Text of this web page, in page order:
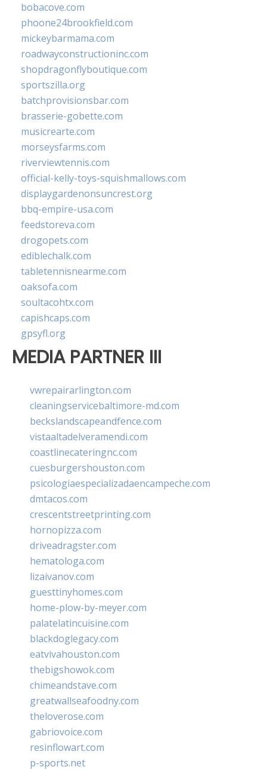
bobacove.com
phoone24brookfield.com
mickeybarmama.com
roadwayconstructioninc.com
shopdragonflyboutique.com
sportszilla.org
batchprovisionsbar.com
brasserie-gobette.com
musicrearte.com
morseysfarms.com
riverviewtennis.com
official-kelly-toys-squishmallows.com
displaygardenonsuncrest.org
bbq-empire-usa.com
feedstoreva.com
drogopets.com
ediblechalk.com
tabletennisnearme.com
oaksofa.com
soultacohtx.com
capishcaps.com
gpsyfl.org
MEDIA PARTNER III
vwrepairarlington.com
cleaningservicebaltimore-md.com
beckslandscapeandfence.com
vistaaltadelveramendi.com
coastlinecateringnc.com
cuesburgershouston.com
psicologiaespecializadaencampeche.com
dmtacos.com
crescentstreetprinting.com
hornopizza.com
driveadragster.com
hematologa.com
lizaivanov.com
guesttinyhomes.com
home-plow-by-meyer.com
palatelatincuisine.com
blackdoglegacy.com
eatvivahouston.com
thebigshowok.com
chimeandstave.com
greatwallseafoodny.com
theloverose.com
gabriovoice.com
resinflowart.com
p-sports.net